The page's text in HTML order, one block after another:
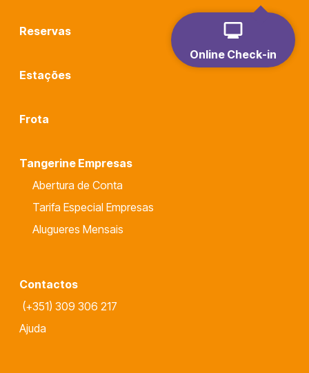
Reservas
Estações
Frota
Tangerine Empresas
Abertura de Conta
Tarifa Especial Empresas
Alugueres Mensais
Contactos
(+351) 309 306 217
Ajuda
Online Check-in